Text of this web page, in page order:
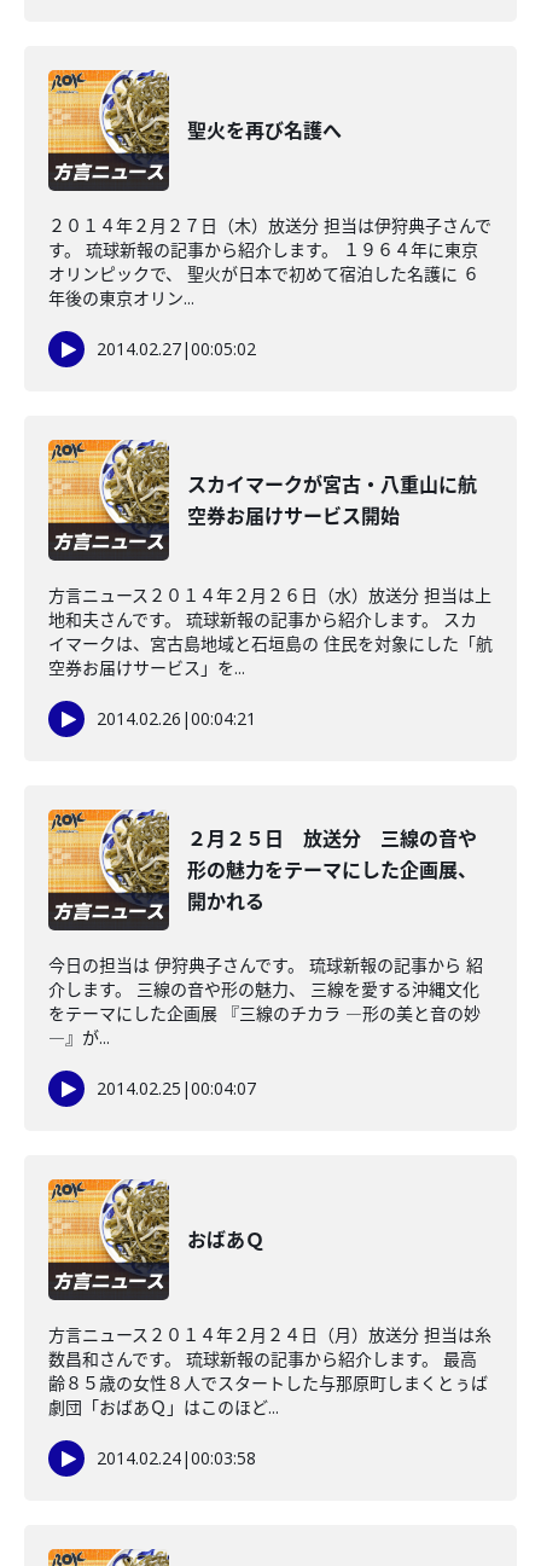
聖火を再び名護へ
２０１４年２月２７日（木）放送分 担当は伊狩典子さんで
す。 琉球新報の記事から紹介します。 １９６４年に東京
オリンピックで、 聖火が日本で初めて宿泊した名護に ６
年後の東京オリン...
2014.02.27|00:05:02
スカイマークが宮古・八重山に航
空券お届けサービス開始
方言ニュース２０１４年２月２６日（水）放送分 担当は上
地和夫さんです。 琉球新報の記事から紹介します。 スカ
イマークは、宮古島地域と石垣島の 住民を対象にした「航
空券お届けサービス」を...
2014.02.26 |00:04:21
２月２５日 放送分 三線の音や
形の魅力をテーマにした企画展、
開かれる
今日の担当は 伊狩典子さんです。 琉球新報の記事から 紹
介します。 三線の音や形の魅力、 三線を愛する沖縄文化
をテーマにした企画展 『三線のチカラ ―形の美と音の妙
―』が...
2014.02.25 |00:04:07
おばあＱ
方言ニュース２０１４年２月２４日（月）放送分 担当は糸
数昌和さんです。 琉球新報の記事から紹介します。 最高
齢８５歳の女性８人でスタートした与那原町しまくとぅば
劇団「おばあＱ」はこのほど...
2014.02.24|00:03:58